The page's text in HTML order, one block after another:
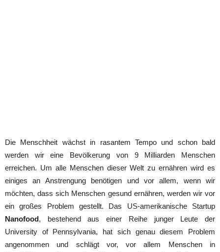
Die Menschheit wächst in rasantem Tempo und schon bald
werden wir eine Bevölkerung von 9 Milliarden Menschen
erreichen. Um alle Menschen dieser Welt zu ernähren wird es
einiges an Anstrengung benötigen und vor allem, wenn wir
möchten, dass sich Menschen gesund ernähren, werden wir vor
ein großes Problem gestellt. Das US-amerikanische Startup
Nanofood, bestehend aus einer Reihe junger Leute der
University of Pennsylvania, hat sich genau diesem Problem
angenommen und schlägt vor, vor allem Menschen in